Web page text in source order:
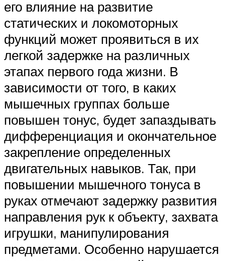
его влияние на развитие
статических и локомоторных
функций может проявиться в их
легкой задержке на различных
этапах первого года жизни. В
зависимости от того, в каких
мышечных группах больше
повышен тонус, будет запаздывать
дифференциация и окончательное
закрепление определенных
двигательных навыков. Так, при
повышении мышечного тонуса в
руках отмечают задержку развития
направления рук к объекту, захвата
игрушки, манипулирования
предметами. Особенно нарушается